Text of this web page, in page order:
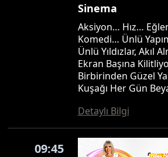
Sinema
Aksiyon… Hız…
Komedi… Ünlü
Ünlü Yıldızlar, Akıl
Ekran Başına
Birbirinden Güzel
Kuşağı Her Gün
Detaylı Bilgi
09:45